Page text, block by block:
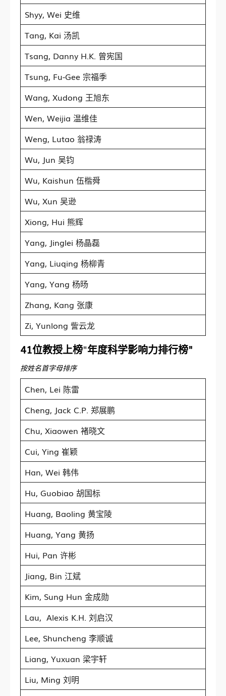
Shyy, Wei 史维
Tang, Kai 汤凯
Tsang, Danny H.K. 曾宪国
Tsung, Fu-Gee 宗福季
Wang, Xudong 王旭东
Wen, Weijia 温维佳
Weng, Lutao 翁禄涛
Wu, Jun 吴钧
Wu, Kaishun 伍楷舜
Wu, Xun 吴逊
Xiong, Hui 熊辉
Yang, Jinglei 杨晶磊
Yang, Liuqing 杨柳青
Yang, Yang 杨旸
Zhang, Kang 张康
Zi, Yunlong 訾云龙
41位教授上榜"年度科学影响力排行榜"
按姓名首字母排序
Chen, Lei 陈雷
Cheng, Jack C.P. 郑展鹏
Chu, Xiaowen 褚晓文
Cui, Ying 崔颖
Han, Wei 韩伟
Hu, Guobiao 胡国标
Huang, Baoling 黄宝陵
Huang, Yang 黄扬
Hui, Pan 许彬
Jiang, Bin 江斌
Kim, Sung Hun 金成勋
Lau, Alexis K.H. 刘启汉
Lee, Shuncheng 李顺诚
Liang, Yuxuan 梁宇轩
Liu, Ming 刘明